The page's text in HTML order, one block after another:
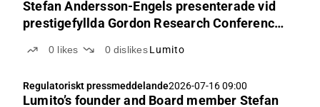
Stefan Andersson-Engels presenterade vid
prestigefyllda Gordon Research Conference
0 likes 0 dislikes Lumito
Regulatoriskt pressmeddelande2026-07-16 09:00
Lumito’s founder and Board member Stefan